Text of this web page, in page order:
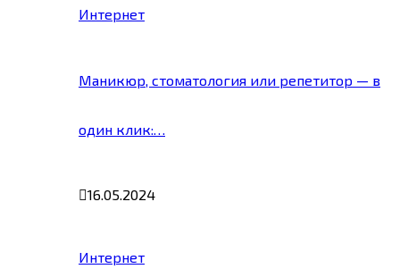
Интернет
Маникюр, стоматология или репетитор — в
один клик:…
16.05.2024
Интернет